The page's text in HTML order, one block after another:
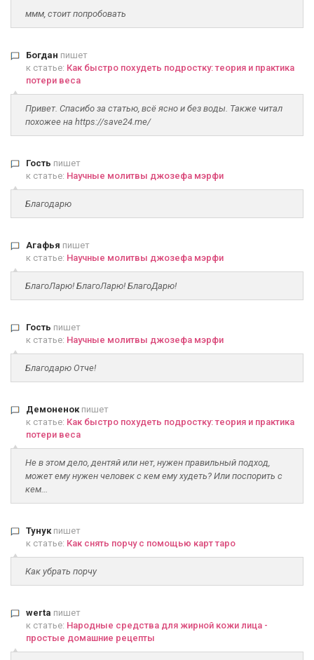
ммм, стоит попробовать
Богдан пишет
к статье: Как быстро похудеть подростку: теория и практика
потери веса
Привет. Спасибо за статью, всё ясно и без воды. Также читал
похожее на https://save24.me/
Гость пишет
к статье: Научные молитвы джозефа мэрфи
Благодарю
Агафья пишет
к статье: Научные молитвы джозефа мэрфи
БлагоЛарю! БлагоЛарю! БлагоДарю!
Гость пишет
к статье: Научные молитвы джозефа мэрфи
Благодарю Отче!
Демоненокпишет
к статье: Как быстро похудеть подростку: теория и практика
потери веса
Не в этом дело, дентяй или нет, нужен правильный подход,
может ему нужен человек с кем ему худеть? Или поспорить с
кем...
Тунукпишет
к статье: Как снять порчу с помощью карт таро
Как убрать порчу
werta пишет
к статье: Народные средства для жирной кожи лица -
простые домашние рецепты